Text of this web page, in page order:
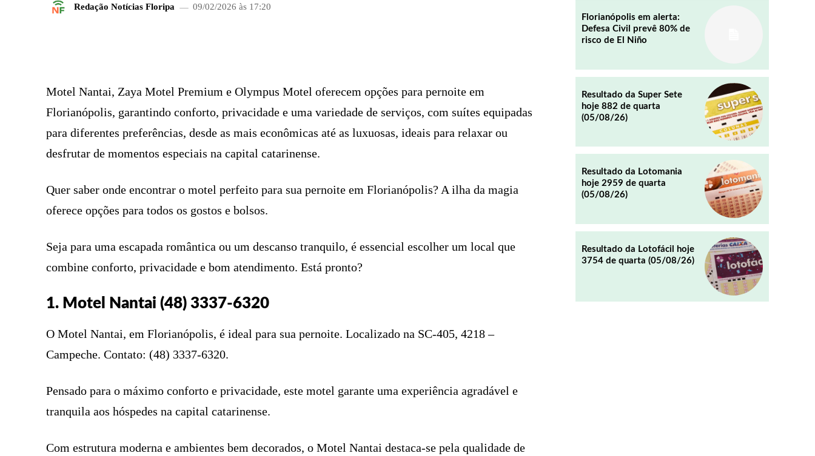
Redação Notícias Floripa 09/02/2026 às 17:20
Motel Nantai, Zaya Motel Premium e Olympus Motel oferecem opções para pernoite em
Florianópolis, garantindo conforto, privacidade e uma variedade de serviços, com suítes equipadas
para diferentes preferências, desde as mais econômicas até as luxuosas, ideais para relaxar ou
desfrutar de momentos especiais na capital catarinense.
Quer saber onde encontrar o motel perfeito para sua pernoite em Florianópolis? A ilha da magia
oferece opções para todos os gostos e bolsos.
Seja para uma escapada romântica ou um descanso tranquilo, é essencial escolher um local que
combine conforto, privacidade e bom atendimento. Está pronto?
1. Motel Nantai (48) 3337-6320
O Motel Nantai, em Florianópolis, é ideal para sua pernoite. Localizado na SC-405, 4218 –
Campeche. Contato: (48) 3337-6320.
Pensado para o máximo conforto e privacidade, este motel garante uma experiência agradável e
tranquila aos hóspedes na capital catarinense.
Com estrutura moderna e ambientes bem decorados, o Motel Nantai destaca-se pela qualidade de
Florianópolis em alerta:
Defesa Civil prevê 80% de
risco de El Niño
Resultado da Super Sete
hoje 882 de quarta
(05/08/26)
Resultado da Lotomania
hoje 2959 de quarta
(05/08/26)
Resultado da Lotofácil hoje
3754 de quarta (05/08/26)